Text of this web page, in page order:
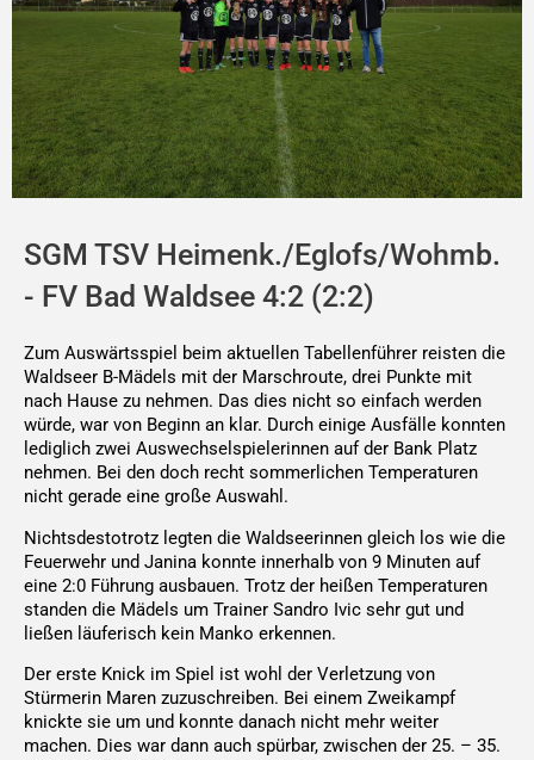
SGM TSV Heimenk./Eglofs/Wohmb.
- FV Bad Waldsee 4:2 (2:2)
Zum Auswärtsspiel beim aktuellen Tabellenführer reisten die
Waldseer B-Mädels mit der Marschroute, drei Punkte mit
nach Hause zu nehmen. Das dies nicht so einfach werden
würde, war von Beginn an klar. Durch einige Ausfälle konnten
lediglich zwei Auswechselspielerinnen auf der Bank Platz
nehmen. Bei den doch recht sommerlichen Temperaturen
nicht gerade eine große Auswahl.
Nichtsdestotrotz legten die Waldseerinnen gleich los wie die
Feuerwehr und Janina konnte innerhalb von 9 Minuten auf
eine 2:0 Führung ausbauen. Trotz der heißen Temperaturen
standen die Mädels um Trainer Sandro Ivic sehr gut und
ließen läuferisch kein Manko erkennen.
Der erste Knick im Spiel ist wohl der Verletzung von
Stürmerin Maren zuzuschreiben. Bei einem Zweikampf
knickte sie um und konnte danach nicht mehr weiter
machen. Dies war dann auch spürbar, zwischen der 25. – 35.